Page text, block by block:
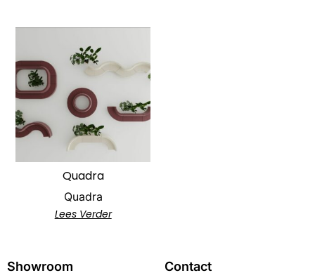
Quadra
Quadra
Lees Verder
Showroom Contact